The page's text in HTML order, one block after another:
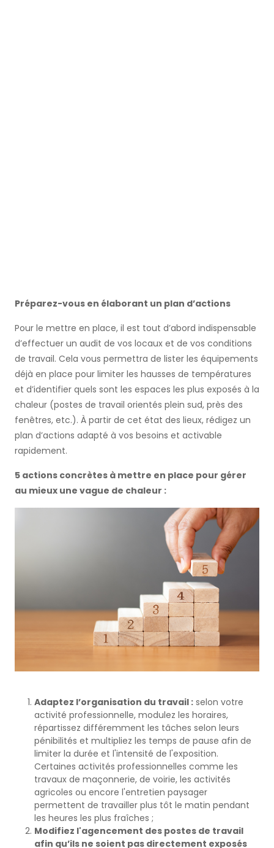
Préparez-vous en élaborant un plan d’actions
Pour le mettre en place, il est tout d’abord indispensable
d’effectuer un audit de vos locaux et de vos conditions
de travail. Cela vous permettra de lister les équipements
déjà en place pour limiter les hausses de températures
et d’identifier quels sont les espaces les plus exposés à la
chaleur (postes de travail orientés plein sud, près des
fenêtres, etc.). À partir de cet état des lieux, rédigez un
plan d’actions adapté à vos besoins et activable
rapidement.
5 actions concrètes à mettre en place pour gérer
au mieux une vague de chaleur :
Adaptez l’organisation du travail : selon votre
activité professionnelle, modulez les horaires,
répartissez différemment les tâches selon leurs
pénibilités et multipliez les temps de pause afin de
limiter la durée et l'intensité de l'exposition.
Certaines activités professionnelles comme les
travaux de maçonnerie, de voirie, les activités
agricoles ou encore l'entretien paysager
permettent de travailler plus tôt le matin pendant
les heures les plus fraîches ;
Modifiez l'agencement des postes de travail
afin qu’ils ne soient pas directement exposés